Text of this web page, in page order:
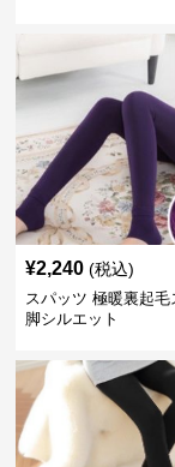
¥2,240 (税込)
スパッツ 極暖裏起毛
脚シルエット